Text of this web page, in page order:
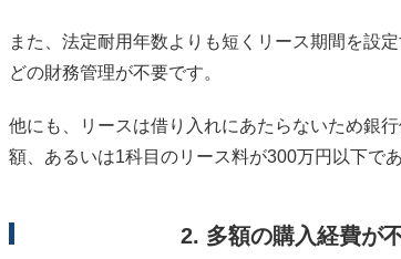
また、法定耐用年数よりも短くリース期間を設
どの財務管理が不要です。
他にも、リースは借り入れにあたらないため銀
額、あるいは1科目のリース料が300万円以下で
2. 多額の購入経費が